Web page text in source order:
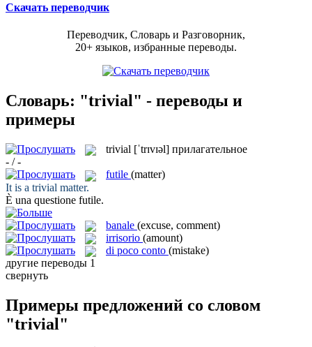
Скачать переводчик
Переводчик, Словарь и Разговорник,
20+ языков, избранные переводы.
Словарь: "trivial" - переводы и
примеры
trivial [ˈtrɪvɪəl] прилагательное
- / -
futile (matter)
It is a trivial matter.
È una questione futile.
banale (excuse, comment)
irrisorio (amount)
di poco conto (mistake)
другие переводы 1
свернуть
Примеры предложений со словом
"trivial"